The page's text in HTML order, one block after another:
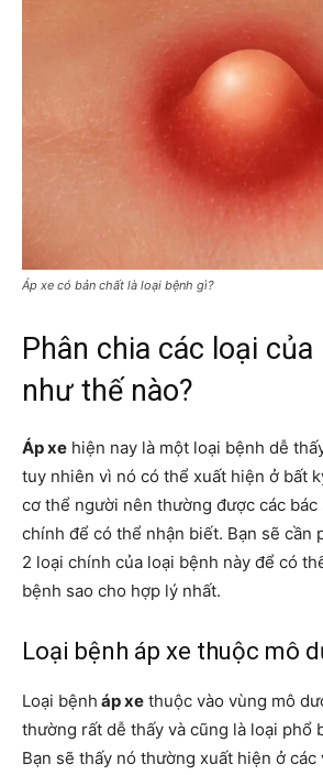
Áp xe có bản chất là loại bệnh gì?
Phân chia các loại của
như thế nào?
Áp xe hiện nay là một loại bệnh dễ
tuy nhiên vì nó có thể xuất hiện ở bất
cơ thể người nên thường được các bác
chính để có thể nhận biết. Bạn sẽ cần
2 loại chính của loại bệnh này để có
bệnh sao cho hợp lý nhất.
Loại bệnh áp xe thuộc mô
Loại bệnh áp xe thuộc vào vùng mô
thường rất dễ thấy và cũng là loại phổ
Bạn sẽ thấy nó thường xuất hiện ở